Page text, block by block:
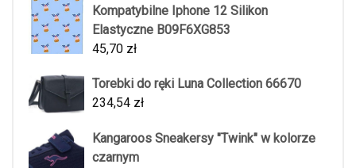
Kompatybilne Iphone 12 Silikon
Elastyczne B09F6XG853
45,70 zł
Torebki do ręki Luna Collection 66670
234,54 zł
Kangaroos Sneakersy "Twink" w kolorze
czarnym